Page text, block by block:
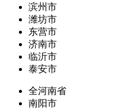
滨州市
潍坊市
东营市
济南市
临沂市
泰安市
全河南省
南阳市